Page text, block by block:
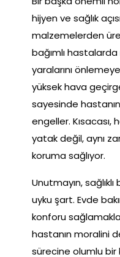
hijyen ve sağlık
malzemelerden
bağımlı
yaralarını
yüksek hava
sayesinde
engeller.
yatak değil, aynı
koruma sağlıyor.
Unutmayın,
uyku şart. Evde
konforu
hastanın moralini
sürecine olumlu bir